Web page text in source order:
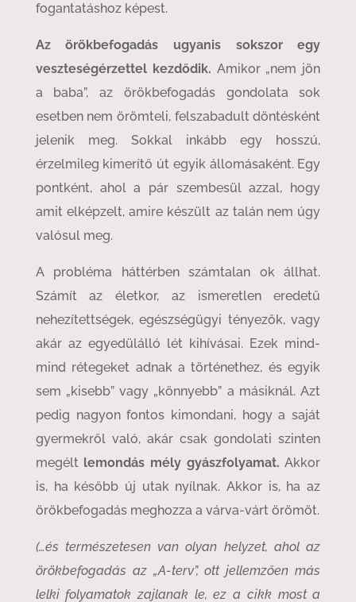
fogantatáshoz képest.
Az örökbefogadás ugyanis sokszor egy
veszteségérzettel kezdődik. Amikor „nem jön
a baba”, az örökbefogadás gondolata sok
esetben nem örömteli, felszabadult döntésként
jelenik meg. Sokkal inkább egy hosszú,
érzelmileg kimerítő út egyik állomásaként. Egy
pontként, ahol a pár szembesül azzal, hogy
amit elképzelt, amire készült az talán nem úgy
valósul meg.
A probléma háttérben számtalan ok állhat.
Számít az életkor, az ismeretlen eredetű
nehezítettségek, egészségügyi tényezők, vagy
akár az egyedülálló lét kihívásai. Ezek mind-
mind rétegeket adnak a történethez, és egyik
sem „kisebb” vagy „könnyebb” a másiknál. Azt
pedig nagyon fontos kimondani, hogy a saját
gyermekről való, akár csak gondolati szinten
megélt lemondás mély gyászfolyamat. Akkor
is, ha később új utak nyílnak. Akkor is, ha az
örökbefogadás meghozza a várva-várt örömöt.
(…és természetesen van olyan helyzet, ahol az
örökbefogadás az „A-terv”, ott jellemzően más
lelki folyamatok zajlanak le, ez a cikk most a